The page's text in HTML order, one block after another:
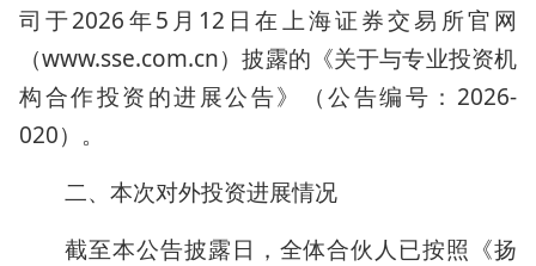
司于2026年5月12日在上海证券交易所官网
（www.sse.com.cn）披露的《关于与专业投资机
构合作投资的进展公告》（公告编号：2026-
020）。
二、本次对外投资进展情况
截至本公告披露日，全体合伙人已按照《扬